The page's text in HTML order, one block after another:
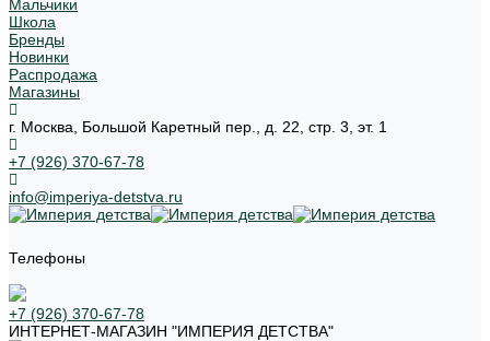
Мальчики
Школа
Бренды
Новинки
Распродажа
Магазины
г. Москва, Большой Каретный пер., д. 22, стр. 3, эт. 1
+7 (926) 370-67-78
info@imperiya-detstva.ru
Телефоны
+7 (926) 370-67-78
ИНТЕРНЕТ-МАГАЗИН "ИМПЕРИЯ ДЕТСТВА"